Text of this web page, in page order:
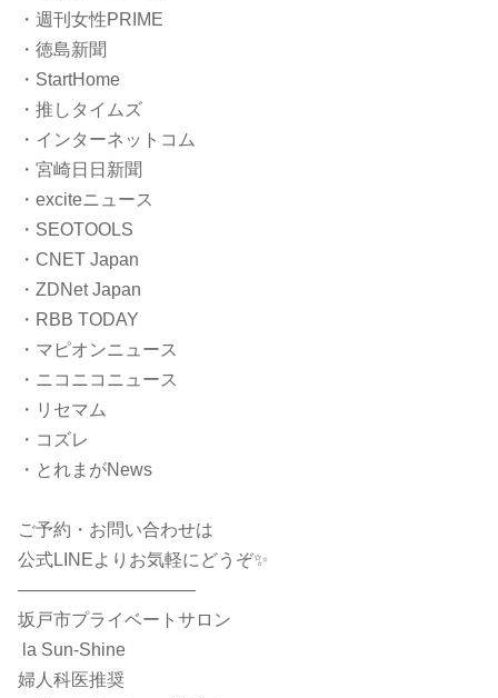
・週刊女性PRIME
・徳島新聞
・StartHome
・推しタイムズ
・インターネットコム
・宮崎日日新聞
・exciteニュース
・SEOTOOLS
・CNET Japan
・ZDNet Japan
・RBB TODAY
・マピオンニュース
・ニコニコニュース
・リセマム
・コズレ
・とれまがNews
ご予約・お問い合わせは
公式LINEよりお気軽にどうぞ✨
――――――――――
坂戸市プライベートサロン
la Sun-Shine
婦人科医推奨